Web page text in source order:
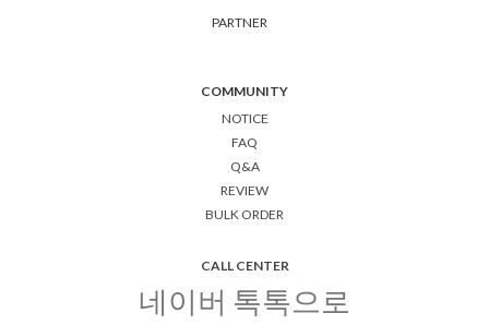
PARTNER
COMMUNITY
NOTICE
FAQ
Q&A
REVIEW
BULK ORDER
CALL CENTER
네이버 톡톡으로